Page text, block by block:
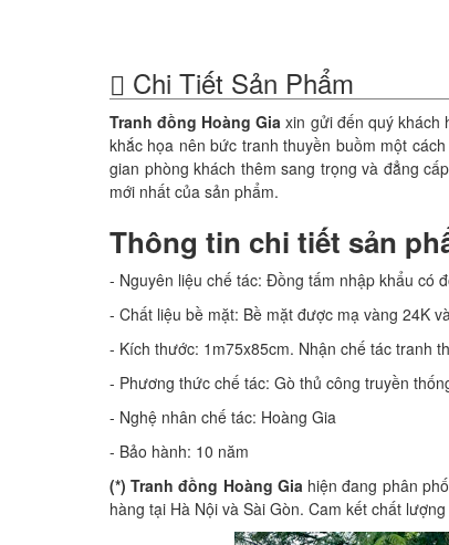
Chi Tiết Sản Phẩm
Tranh đồng Hoàng Gia xin gửi đến quý khách
khắc họa nên bức tranh thuyền buồm một
gian phòng khách thêm sang trọng và đẳng
mới nhất của sản phẩm.
Thông tin chi tiết sản
- Nguyên liệu chế tác: Đồng tấm nhập khẩu có
- Chất liệu bề mặt: Bề mặt được mạ vàng 24K
- Kích thước: 1m75x85cm. Nhận chế tác tranh
- Phương thức chế tác: Gò thủ công truyền
- Nghệ nhân chế tác: Hoàng Gia
- Bảo hành: 10 năm
(*) Tranh đồng Hoàng Giahiện đang phân
hàng tại Hà Nội và Sài Gòn. Cam kết chất